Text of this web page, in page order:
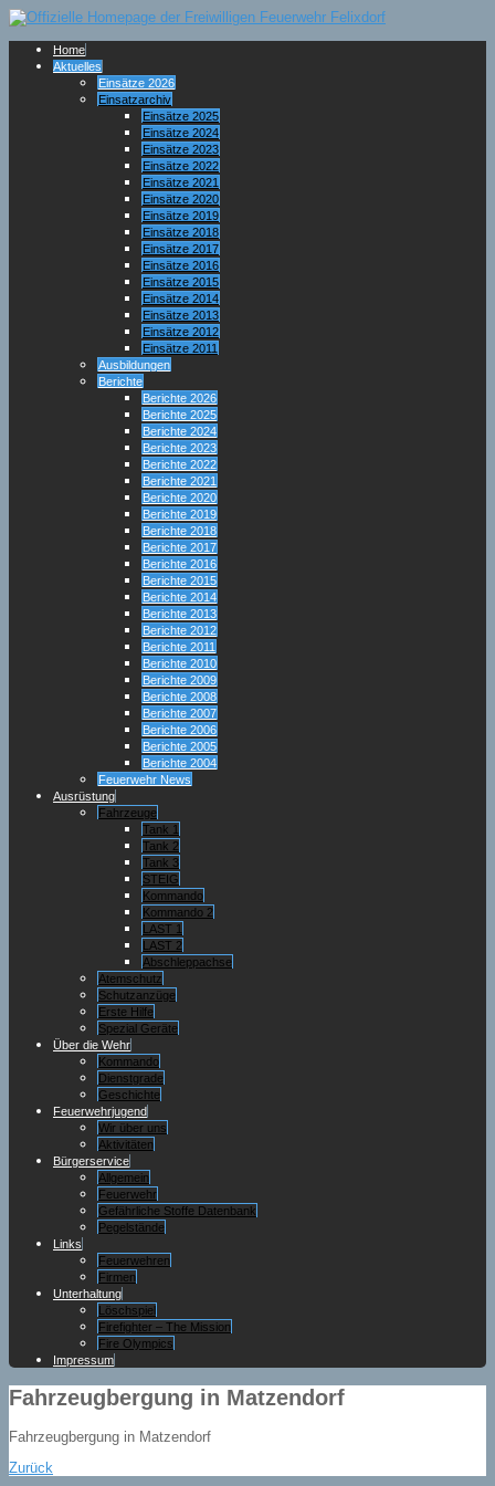
Home
Aktuelles
Einsätze 2026
Einsatzarchiv
Einsätze 2025
Einsätze 2024
Einsätze 2023
Einsätze 2022
Einsätze 2021
Einsätze 2020
Einsätze 2019
Einsätze 2018
Einsätze 2017
Einsätze 2016
Einsätze 2015
Einsätze 2014
Einsätze 2013
Einsätze 2012
Einsätze 2011
Ausbildungen
Berichte
Berichte 2026
Berichte 2025
Berichte 2024
Berichte 2023
Berichte 2022
Berichte 2021
Berichte 2020
Berichte 2019
Berichte 2018
Berichte 2017
Berichte 2016
Berichte 2015
Berichte 2014
Berichte 2013
Berichte 2012
Berichte 2011
Berichte 2010
Berichte 2009
Berichte 2008
Berichte 2007
Berichte 2006
Berichte 2005
Berichte 2004
Feuerwehr News
Ausrüstung
Fahrzeuge
Tank 1
Tank 2
Tank 3
STEIG
Kommando
Kommando 2
LAST 1
LAST 2
Abschleppachse
Atemschutz
Schutzanzüge
Erste Hilfe
Spezial Geräte
Über die Wehr
Kommando
Dienstgrade
Geschichte
Feuerwehrjugend
Wir über uns
Aktivitäten
Bürgerservice
Allgemein
Feuerwehr
Gefährliche Stoffe Datenbank
Pegelstände
Links
Feuerwehren
Firmen
Unterhaltung
Löschspiel
Firefighter – The Mission
Fire Olympics
Impressum
Fahrzeugbergung in Matzendorf
Fahrzeugbergung in Matzendorf
Zurück